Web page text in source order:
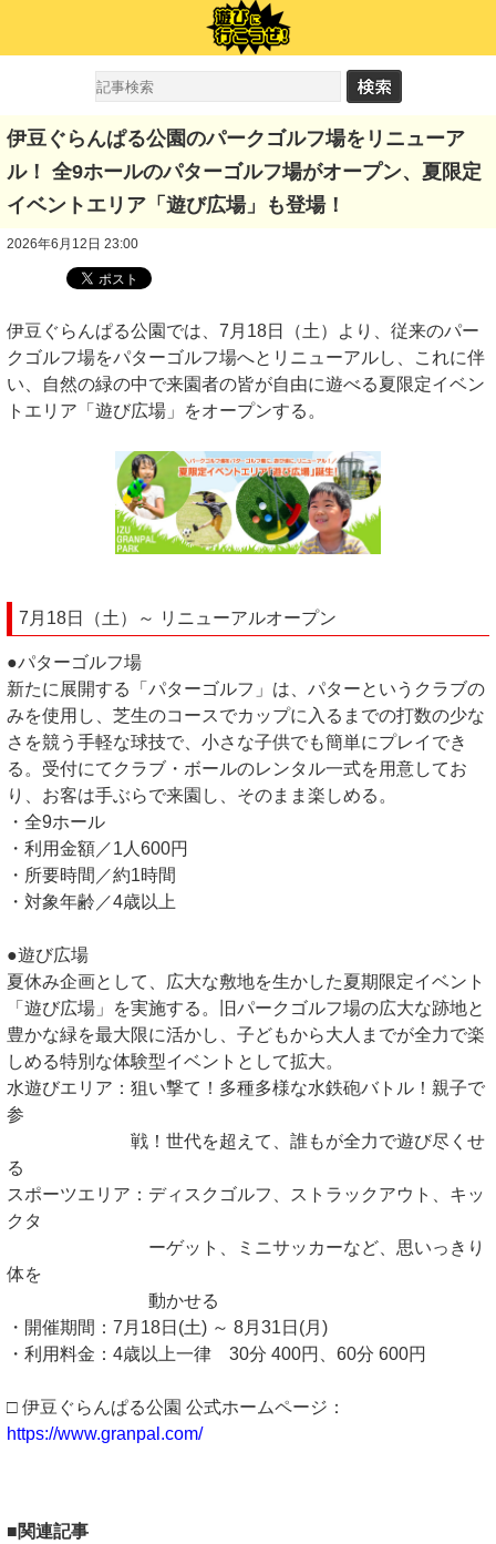
伊豆ぐらんぱる公園のパークゴルフ場をリニューア
ル！ 全9ホールのパターゴルフ場がオープン、夏限定
イベントエリア「遊び広場」も登場！
2026年6月12日 23:00
伊豆ぐらんぱる公園では、7月18日（土）より、従来のパー
クゴルフ場をパターゴルフ場へとリニューアルし、これに伴
い、自然の緑の中で来園者の皆が自由に遊べる夏限定イベン
トエリア「遊び広場」をオープンする。
7月18日（土）～ リニューアルオープン
●パターゴルフ場
新たに展開する「パターゴルフ」は、パターというクラブの
みを使用し、芝生のコースでカップに入るまでの打数の少な
さを競う手軽な球技で、小さな子供でも簡単にプレイでき
る。受付にてクラブ・ボールのレンタル一式を用意してお
り、お客は手ぶらで来園し、そのまま楽しめる。
・全9ホール
・利用金額／1人600円
・所要時間／約1時間
・対象年齢／4歳以上
●遊び広場
夏休み企画として、広大な敷地を生かした夏期限定イベント
「遊び広場」を実施する。旧パークゴルフ場の広大な跡地と
豊かな緑を最大限に活かし、子どもから大人までが全力で楽
しめる特別な体験型イベントとして拡大。
水遊びエリア：狙い撃て！多種多様な水鉄砲バトル！親子で
参
戦！世代を超えて、誰もが全力で遊び尽くせ
る
スポーツエリア：ディスクゴルフ、ストラックアウト、キッ
クタ
ーゲット、ミニサッカーなど、思いっきり
体を
動かせる
・開催期間：7月18日(土) ～ 8月31日(月)
・利用料金：4歳以上一律 30分 400円、60分 600円
□ 伊豆ぐらんぱる公園 公式ホームページ：
https://www.granpal.com/
■関連記事